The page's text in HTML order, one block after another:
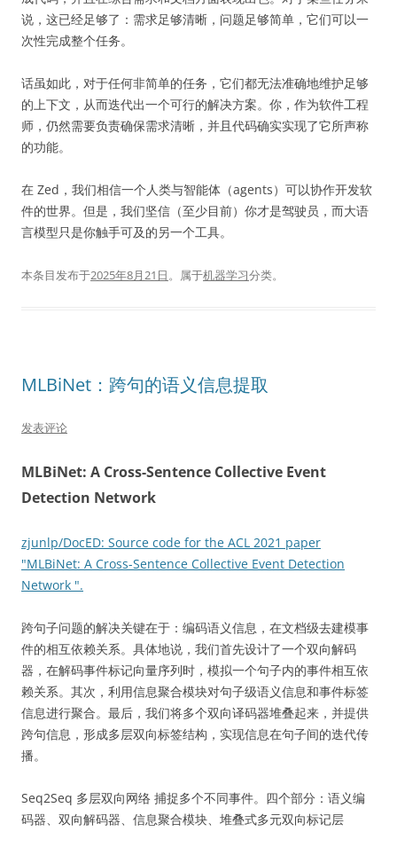
说，这已经足够了：需求足够清晰，问题足够简单，它们可以一
次性完成整个任务。
话虽如此，对于任何非简单的任务，它们都无法准确地维护足够
的上下文，从而迭代出一个可行的解决方案。你，作为软件工程
师，仍然需要负责确保需求清晰，并且代码确实实现了它所声称
的功能。
在 Zed，我们相信一个人类与智能体（agents）可以协作开发软
件的世界。但是，我们坚信（至少目前）你才是驾驶员，而大语
言模型只是你触手可及的另一个工具。
本条目发布于2025年8月21日。属于机器学习分类。
MLBiNet：跨句的语义信息提取
发表评论
MLBiNet: A Cross-Sentence Collective Event
Detection Network
zjunlp/DocED: Source code for the ACL 2021 paper
"MLBiNet: A Cross-Sentence Collective Event Detection
Network ".
跨句子问题的解决关键在于：编码语义信息，在文档级去建模事
件的相互依赖关系。具体地说，我们首先设计了一个双向解码
器，在解码事件标记向量序列时，模拟一个句子内的事件相互依
赖关系。其次，利用信息聚合模块对句子级语义信息和事件标签
信息进行聚合。最后，我们将多个双向译码器堆叠起来，并提供
跨句信息，形成多层双向标签结构，实现信息在句子间的迭代传
播。
Seq2Seq 多层双向网络 捕捉多个不同事件。四个部分：语义编
码器、双向解码器、信息聚合模块、堆叠式多元双向标记层